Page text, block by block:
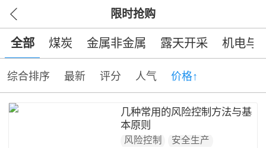
限时抢购
全部 煤炭 金属非金属 露天开采 机电与
综合排序 最新 评分 人气 价格↑
几种常用的风险控制方法与基
本原则
风险控制
安全生产